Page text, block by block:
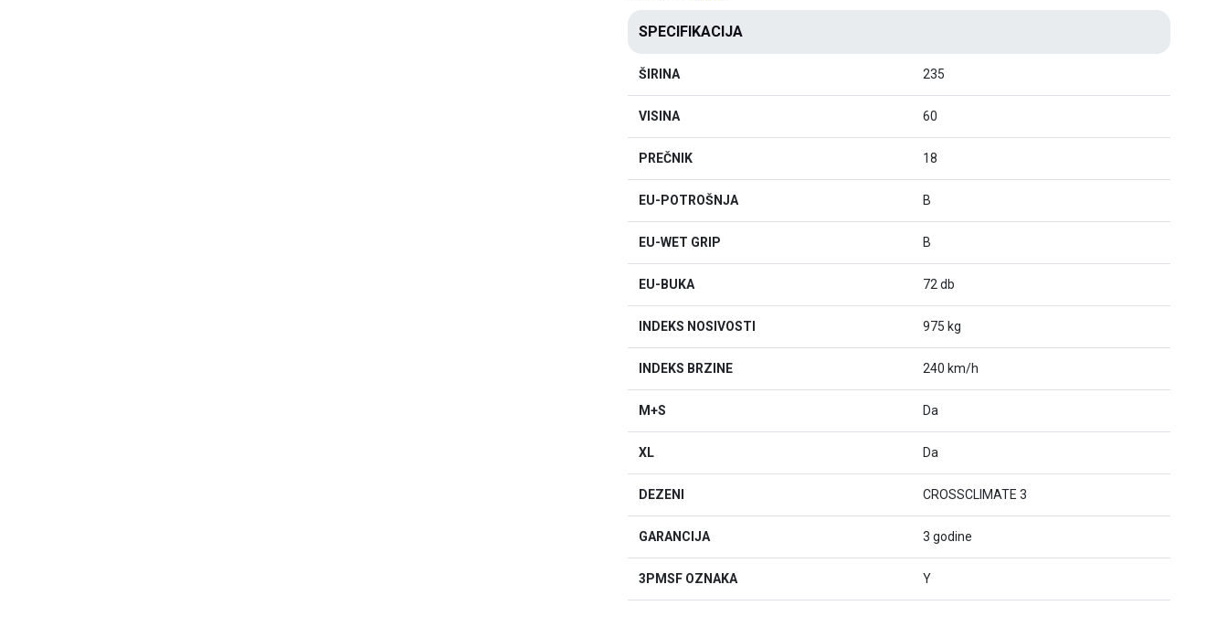
SPECIFIKACIJA
ŠIRINA 235
VISINA 60
PREČNIK 18
EU-POTROŠNJA B
EU-WET GRIP B
EU-BUKA 72 db
INDEKS NOSIVOSTI 975 kg
INDEKS BRZINE 240 km/h
M+S Da
XL Da
DEZENI CROSSCLIMATE 3
GARANCIJA 3 godine
3PMSF OZNAKA Y